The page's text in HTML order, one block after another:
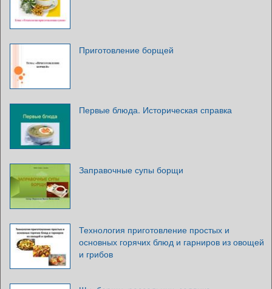
Приготовление борщей
Первые блюда. Историческая справка
Заправочные супы борщи
Технология приготовление простых и
основных горячих блюд и гарниров из овощей
и грибов